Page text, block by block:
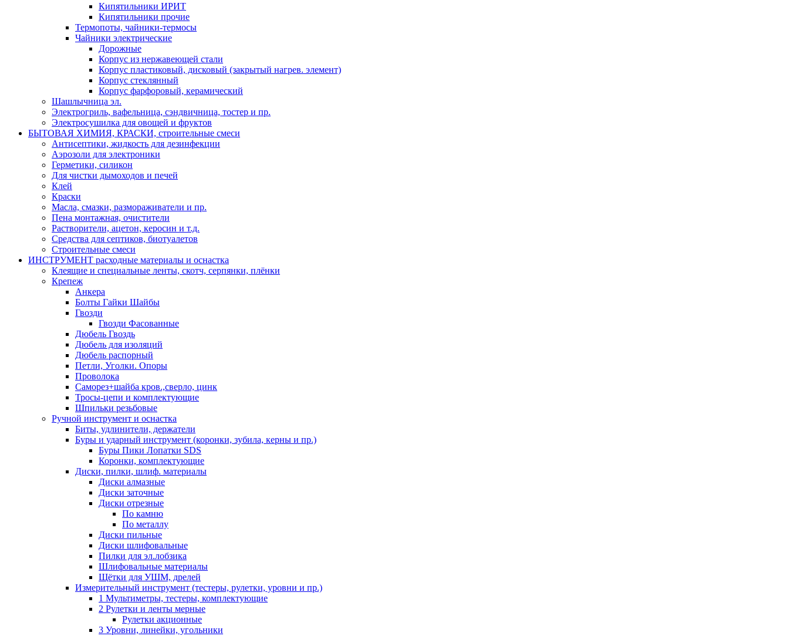
Кипятильники ИРИТ
Кипятильники прочие
Термопоты, чайники-термосы
Чайники электрические
Дорожные
Корпус из нержавеющей стали
Корпус пластиковый, дисковый (закрытый нагрев. элемент)
Корпус стеклянный
Корпус фарфоровый, керамический
Шашлычница эл.
Электрогриль, вафельница, сэндвичница, тостер и пр.
Электросушилка для овощей и фруктов
БЫТОВАЯ ХИМИЯ, КРАСКИ, строительные смеси
Антисептики, жидкость для дезинфекции
Аэрозоли для электроники
Герметики, силикон
Для чистки дымоходов и печей
Клей
Краски
Масла, смазки, размораживатели и пр.
Пена монтажная, очистители
Растворители, ацетон, керосин и т.д.
Средства для септиков, биотуалетов
Строительные смеси
ИНСТРУМЕНТ расходные материалы и оснастка
Клеящие и специальные ленты, скотч, серпянки, плёнки
Крепеж
Анкера
Болты Гайки Шайбы
Гвозди
Гвозди Фасованные
Дюбель Гвоздь
Дюбель для изоляций
Дюбель распорный
Петли, Уголки. Опоры
Проволока
Саморез+шайба кров.,сверло, цинк
Тросы-цепи и комплектующие
Шпильки резьбовые
Ручной инструмент и оснастка
Биты, удлинители, держатели
Буры и ударный инструмент (коронки, зубила, керны и пр.)
Буры Пики Лопатки SDS
Коронки, комплектующие
Диски, пилки, шлиф. материалы
Диски алмазные
Диски заточные
Диски отрезные
По камню
По металлу
Диски пильные
Диски шлифовальные
Пилки для эл.лобзика
Шлифовальные материалы
Щётки для УШМ, дрелей
Измерительный инструмент (тестеры, рулетки, уровни и пр.)
1 Мультиметры, тестеры, комплектующие
2 Рулетки и ленты мерные
Рулетки акционные
3 Уровни, линейки, угольники